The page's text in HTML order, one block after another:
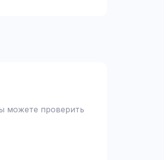
можете проверить